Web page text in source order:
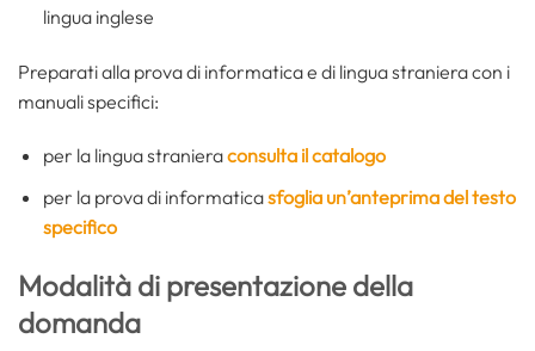
lingua inglese
Preparati alla prova di informatica e di lingua straniera con i
manuali specifici:
per la lingua stranieraconsulta il catalogo
per la prova di informaticasfoglia un’anteprima del testo
specifico
Modalità di presentazione della
domanda